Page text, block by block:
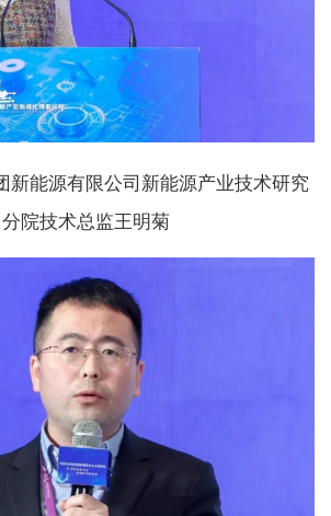
能源有限公司新能源产业技术研究
分院技术总监王明菊